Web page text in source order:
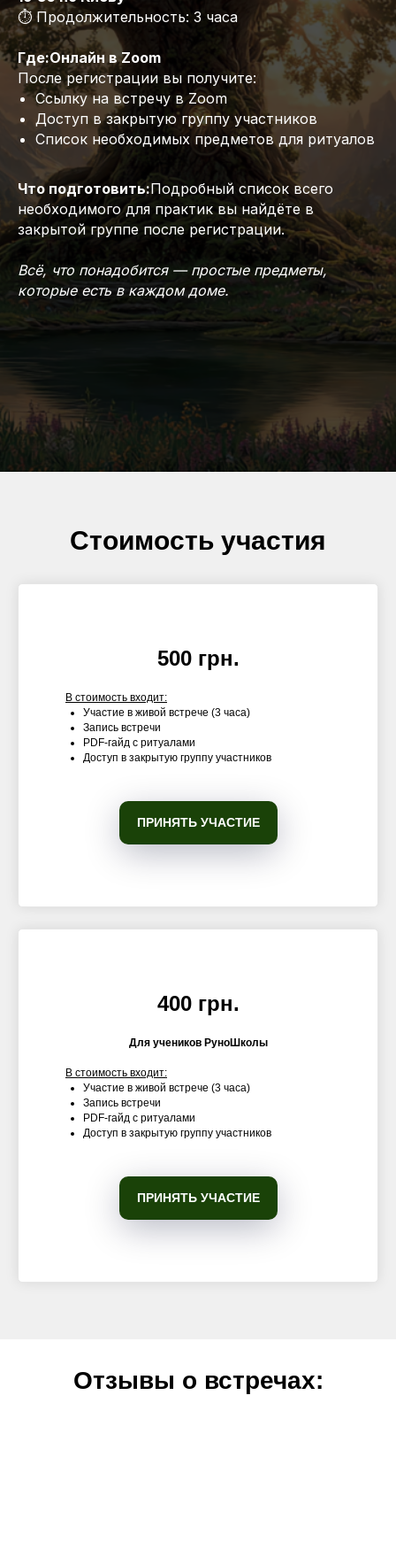
⏱️ Продолжительность: 3 часа
Где:Онлайн в Zoom
После регистрации вы получите:
Ссылку на встречу в Zoom
Доступ в закрытую группу участников
Список необходимых предметов для ритуалов
Что подготовить:Подробный список всего
необходимого для практик вы найдёте в
закрытой группе после регистрации.
Всё, что понадобится — простые предметы,
которые есть в каждом доме.
Стоимость участия
500 грн.
В стоимость входит:
Участие в живой встрече (3 часа)
Запись встречи
PDF-гайд с ритуалами
Доступ в закрытую группу участников
ПРИНЯТЬ УЧАСТИЕ
400 грн.
Для учеников РуноШколы
В стоимость входит:
Участие в живой встрече (3 часа)
Запись встречи
PDF-гайд с ритуалами
Доступ в закрытую группу участников
ПРИНЯТЬ УЧАСТИЕ
Отзывы о встречах: